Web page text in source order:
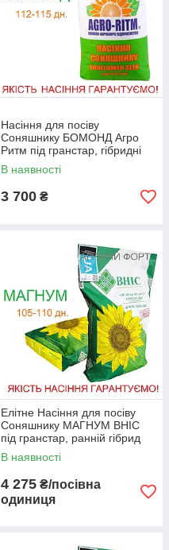
Насіння для посіву
Соняшнику БОМОНД Агро
Ритм під гранстар, гібридні
середньоранні
В наявності
3 700 ₴
Елітне Насіння для посіву
Соняшнику МАГНУМ ВНІС
під гранстар, ранній гібрид
насіння
В наявності
4 275 ₴/посівна
одиниця